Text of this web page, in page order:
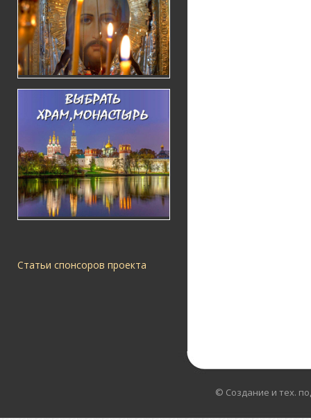
Статьи спонсоров проекта
© Создание и тех.